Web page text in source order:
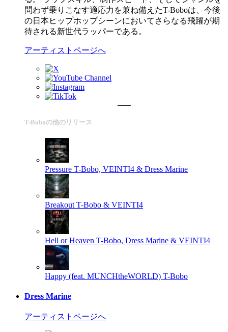
問わず乗りこなす適応力を兼ね備えたT-Boboは、今後
の日本ヒップホップシーンにおいてさらなる飛躍が期
待される新世代ラッパーである。
アーティストページへ
T-Boboの他のリリース
Pressure T-Bobo, VEINTI4 & Dress Marine
Breakout T-Bobo & VEINTI4
Hell or Heaven T-Bobo, Dress Marine & VEINTI4
Happy (feat. MUNCHtheWORLD) T-Bobo
Dress Marine
アーティストページへ